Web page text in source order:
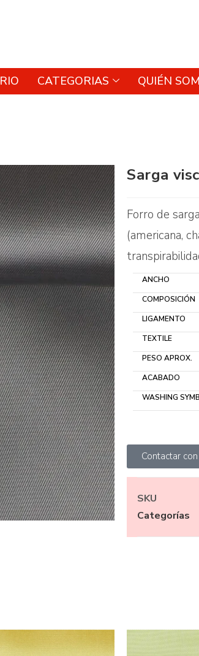
CATEGORIAS QUIÉN
Sarga
Forro de
(americana,
ANCHO
COMPOSICIÓN
LIGAMENTO
TEXTILE
PESO APROX.
ACABADO
WASHING
Contactar
SKU
Categorías